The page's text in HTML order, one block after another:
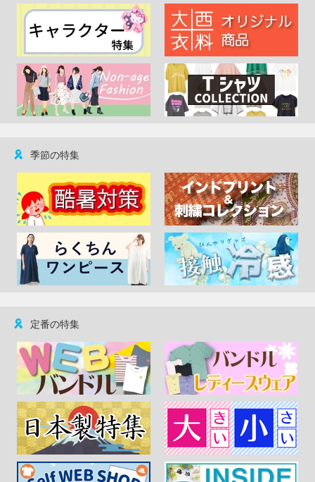
季節の特集
定番の特集